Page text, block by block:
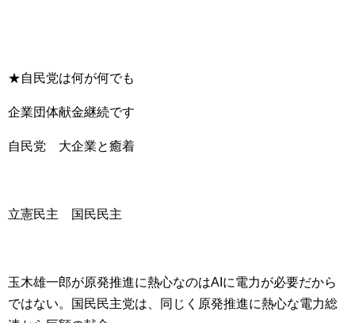
★自民党は何が何でも
企業団体献金継続です
自民党 大企業と癒着
立憲民主 国民民主
玉木雄一郎が原発推進に熱心なのはAIに電力が必要だから
ではない。国民民主党は、同じく原発推進に熱心な電力総